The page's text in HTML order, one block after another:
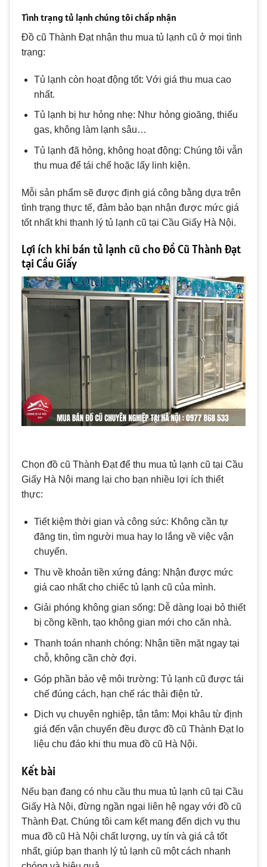
Tình trạng tủ lạnh chúng tôi chấp nhận
Đồ cũ Thành Đạt nhận thu mua tủ lạnh cũ ở mọi tình
trạng:
Tủ lạnh còn hoạt động tốt: Với giá thu mua cao
nhất.
Tủ lạnh bị hư hỏng nhẹ: Như hỏng gioăng, thiếu
gas, không làm lạnh sâu…
Tủ lạnh đã hỏng, không hoạt động: Chúng tôi vẫn
thu mua để tái chế hoặc lấy linh kiện.
Mỗi sản phẩm sẽ được định giá công bằng dựa trên
tình trạng thực tế, đảm bảo bạn nhận được mức giá
tốt nhất khi thanh lý tủ lạnh cũ tại Cầu Giấy Hà Nội.
Lợi ích khi bán tủ lạnh cũ cho Đồ Cũ Thành Đạt
tại Cầu Giấy
Chọn đồ cũ Thành Đạt để thu mua tủ lạnh cũ tại Cầu
Giấy Hà Nội mang lại cho bạn nhiều lợi ích thiết
thực:
Tiết kiệm thời gian và công sức: Không cần tự
đăng tin, tìm người mua hay lo lắng về việc vận
chuyển.
Thu về khoản tiền xứng đáng: Nhận được mức
giá cao nhất cho chiếc tủ lạnh cũ của mình.
Giải phóng không gian sống: Dễ dàng loại bỏ thiết
bị cồng kềnh, tạo không gian mới cho căn nhà.
Thanh toán nhanh chóng: Nhận tiền mặt ngay tại
chỗ, không cần chờ đợi.
Góp phần bảo vệ môi trường: Tủ lạnh cũ được tái
chế đúng cách, hạn chế rác thải điện tử.
Dịch vụ chuyên nghiệp, tận tâm: Mọi khâu từ định
giá đến vận chuyển đều được đồ cũ Thành Đạt lo
liệu chu đáo khi thu mua đồ cũ Hà Nội.
Kết bài
Nếu bạn đang có nhu cầu thu mua tủ lạnh cũ tại Cầu
Giấy Hà Nội, đừng ngần ngại liên hệ ngay với đồ cũ
Thành Đạt. Chúng tôi cam kết mang đến dịch vụ thu
mua đồ cũ Hà Nội chất lượng, uy tín và giá cả tốt
nhất, giúp bạn thanh lý tủ lạnh cũ một cách nhanh